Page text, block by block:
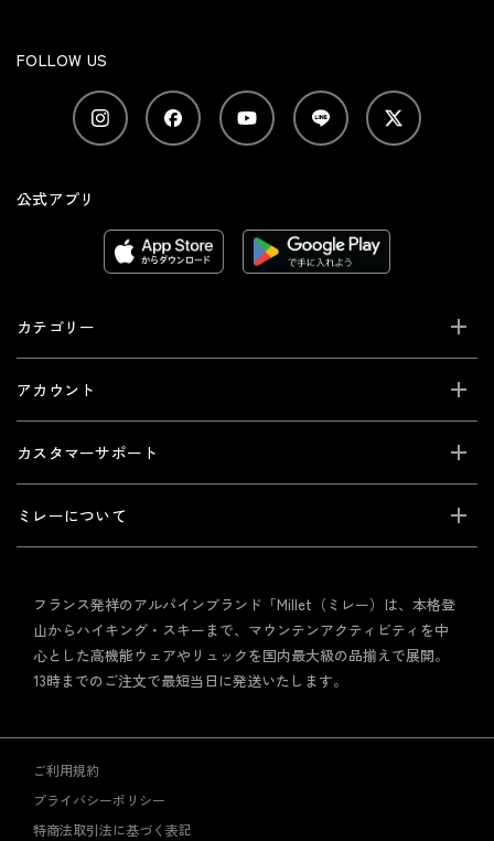
FOLLOW US
公式アプリ
カテゴリー
アカウント
カスタマーサポート
ミレーについて
フランス発祥のアルパインブランド「Millet（ミレー）は、本格登
山からハイキング・スキーまで、マウンテンアクティビティを中
心とした高機能ウェアやリュックを国内最大級の品揃えで展開。
13時までのご注文で最短当日に発送いたします。
ご利用規約
プライバシーポリシー
特商法取引法に基づく表記